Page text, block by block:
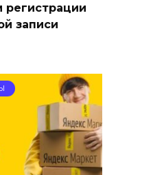
регистрации
записи